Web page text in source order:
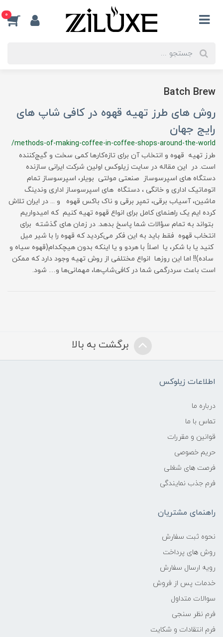
0
Batch Brew
روش های طرز تهیه قهوه در کافی شاپ های
رایج جهان
/methods-of-making-coffee-in-coffee-shops-around-the-world
طرز تهیه قهوه و انتخاب آن برای تازه‌کارها کمی سخت و گیج‌کننده
است. در این مقاله در سایت زیلوکس اولین شرکت ایرانی سازنده
دستگاه های اسپرسوساز صنعتی مولتی بویلر، اسپرسوساز تمام
اتوماتیک اداری و خانگی ، دستگاه های اسپرسوساز اداری وندینگ
ماشین، آسیاب برقی، تمپر برقی و ناک باکس قهوه و ... در ایران تلاش
کرده ایم یک راهنمای کامل برای انواع قهوه تهیه‌ کنیم که امیدواریم
بتواند به تمام سؤالات شما پاسخ بدهد. در زمان های گذشته برای
انتخاب قهوه فقط باید به این فکر می‌کردید که قهوه را با شیر میل
کنید یا با شکر، یا اصلاً با هردو و یا اینکه بدون هیچکدام(قهوه سیاه و
ساده)!! اما این روزها انواع مختلفی از روش تهیه وجود دارد که ممکن
است باعث سردرگمی شما در کافی‌شاپ‌ها، مهمانی‌ها و… شود.
برگشت به بالا
اطلاعات زیلوکس
درباره ما
تماس با ما
قوانین و مقررات
حریم خصوصی
فرصت های شغلی
فرم جذب نمایندگی
راهنمای مشتریان
نحوه ثبت سفارش
روش های پرداخت
رویه ارسال سفارش
خدمات پس از فروش
سوالات متداول
فرم نظر سنجی
فرم انتقادات و شکایت